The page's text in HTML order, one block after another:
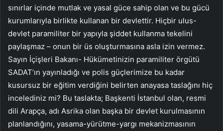
sınırlar içinde mutlak ve yasal güce sahip olan ve bu gücü
kurumlarıyla birlikte kullanan bir devlettir. Hiçbir ulus-
devlet paramiliter bir yapıyla şiddet kullanma tekelini
paylaşmaz – onun bir üs oluşturmasına asla izin vermez.
Sayın İçişleri Bakanı- Hükümetinizin paramiliter örgütü
SADAT’ın yayınladığı ve polis güçlerimize bu kadar
kusursuz bir eğitim verdiğini belirten anayasa taslağını hiç
incelediniz mi? Bu taslakta; Başkenti İstanbul olan, resmi
dili Arapça, adı Asrika olan başka bir devlet kurulmasının
planlandığını, yasama-yürütme-yargı mekanizmasının